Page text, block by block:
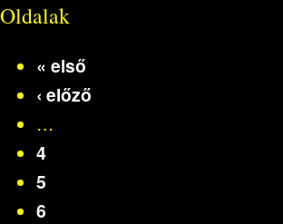
Oldalak
« első
‹ előző
…
4
5
6